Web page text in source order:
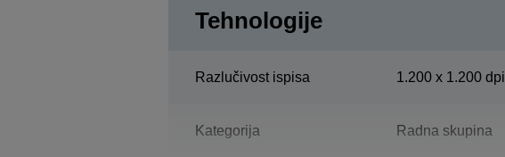
Tehnologije
Razlučivost ispisa 1.200 x 1.200 dpi
Kategorija Radna skupina